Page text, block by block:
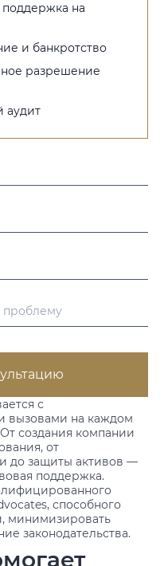
с
вызовами на каждом
создания компании
от
до защиты активов —
поддержка.
способного
минимизировать
законодательства.
на
и банкротство
разрешение
аудит